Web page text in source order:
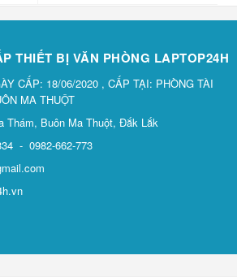
THIẾT BỊ VĂN PHÒNG LAPTOP24H
CẤP: 18/06/2020 , CẤP TẠI: PHÒNG TÀI
MA THUỘT
Thám, Buôn Ma Thuột, Đắk Lắk
- 0982-662-773